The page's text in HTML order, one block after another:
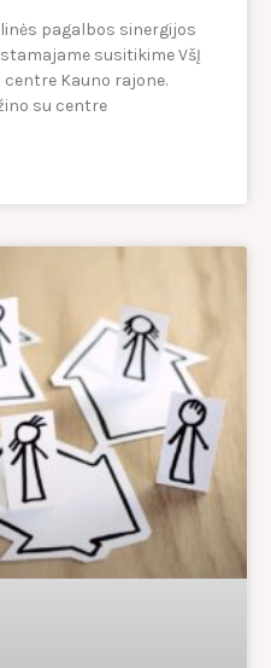
pagalbos sinergijos
susitikime VšĮ
Kauno rajone.
su centre